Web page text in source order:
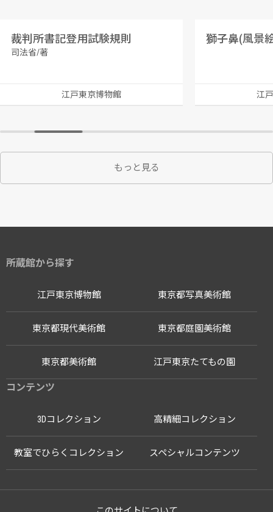
裁判所書記登用試験規則
司法省/著
江戸東京博物館
獅子鼻(風景
江
もっと見る
所蔵館から探す
江戸東京博物館
江戸東京たてもの園
東京都写真美術館
東京都現代美術館 東京都庭園美術館
東京都美術館
コンテンツ
3Dコレクション 高精細コレクション
教室でひらくコレクション スペシャルコンテンツ